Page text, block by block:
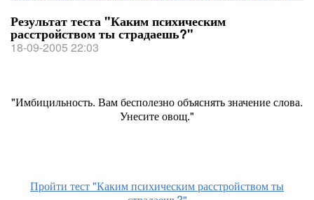
Результат теста "Каким психическим
расстройством ты страдаешь?"
18-09-2005 22:03
"Имбицильность. Вам бесполезно объяснять значение слова.
Унесите овощ."
Пройти тест "Каким психическим расстройством ты